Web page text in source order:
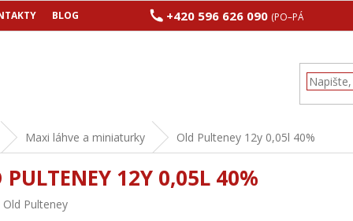
BLOG +420 596 626 090 (PO–PÁ 8:00–17:00)
Maxi láhve a miniaturky Old Pulteney 12y 0,05l 40%
PULTENEY 12Y 0,05L 40%
Old Pulteney